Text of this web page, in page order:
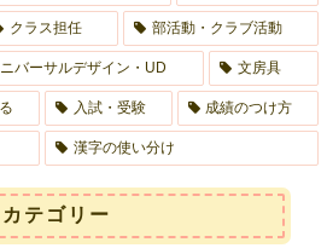
クラス担任 部活動・クラブ活動
バーサルデザイン・UD 文房具
入試・受験 成績のつけ方
漢字の使い分け
カテゴリー